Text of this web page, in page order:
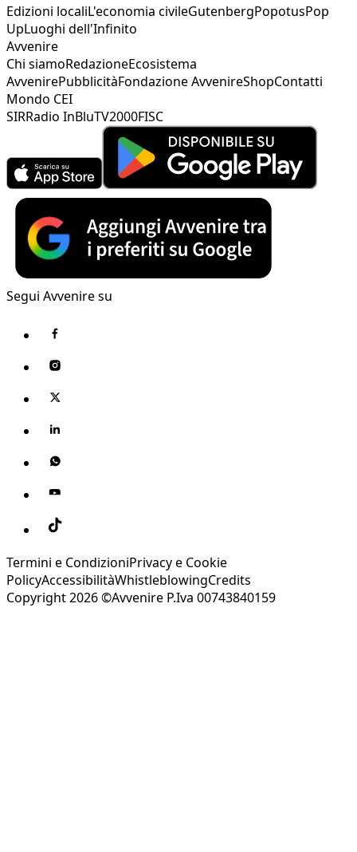
Edizioni localiL'economia civileGutenbergPopotusPop
UpLuoghi dell'Infinito
Avvenire
Chi siamoRedazioneEcosistema
AvvenirePubblicitàFondazione AvvenireShopContatti
Mondo CEI
SIRRadio InBluTV2000FISC
Segui Avvenire su
Termini e CondizioniPrivacy e Cookie
PolicyAccessibilitàWhistleblowingCredits
Copyright 2026 ©Avvenire P.Iva 00743840159